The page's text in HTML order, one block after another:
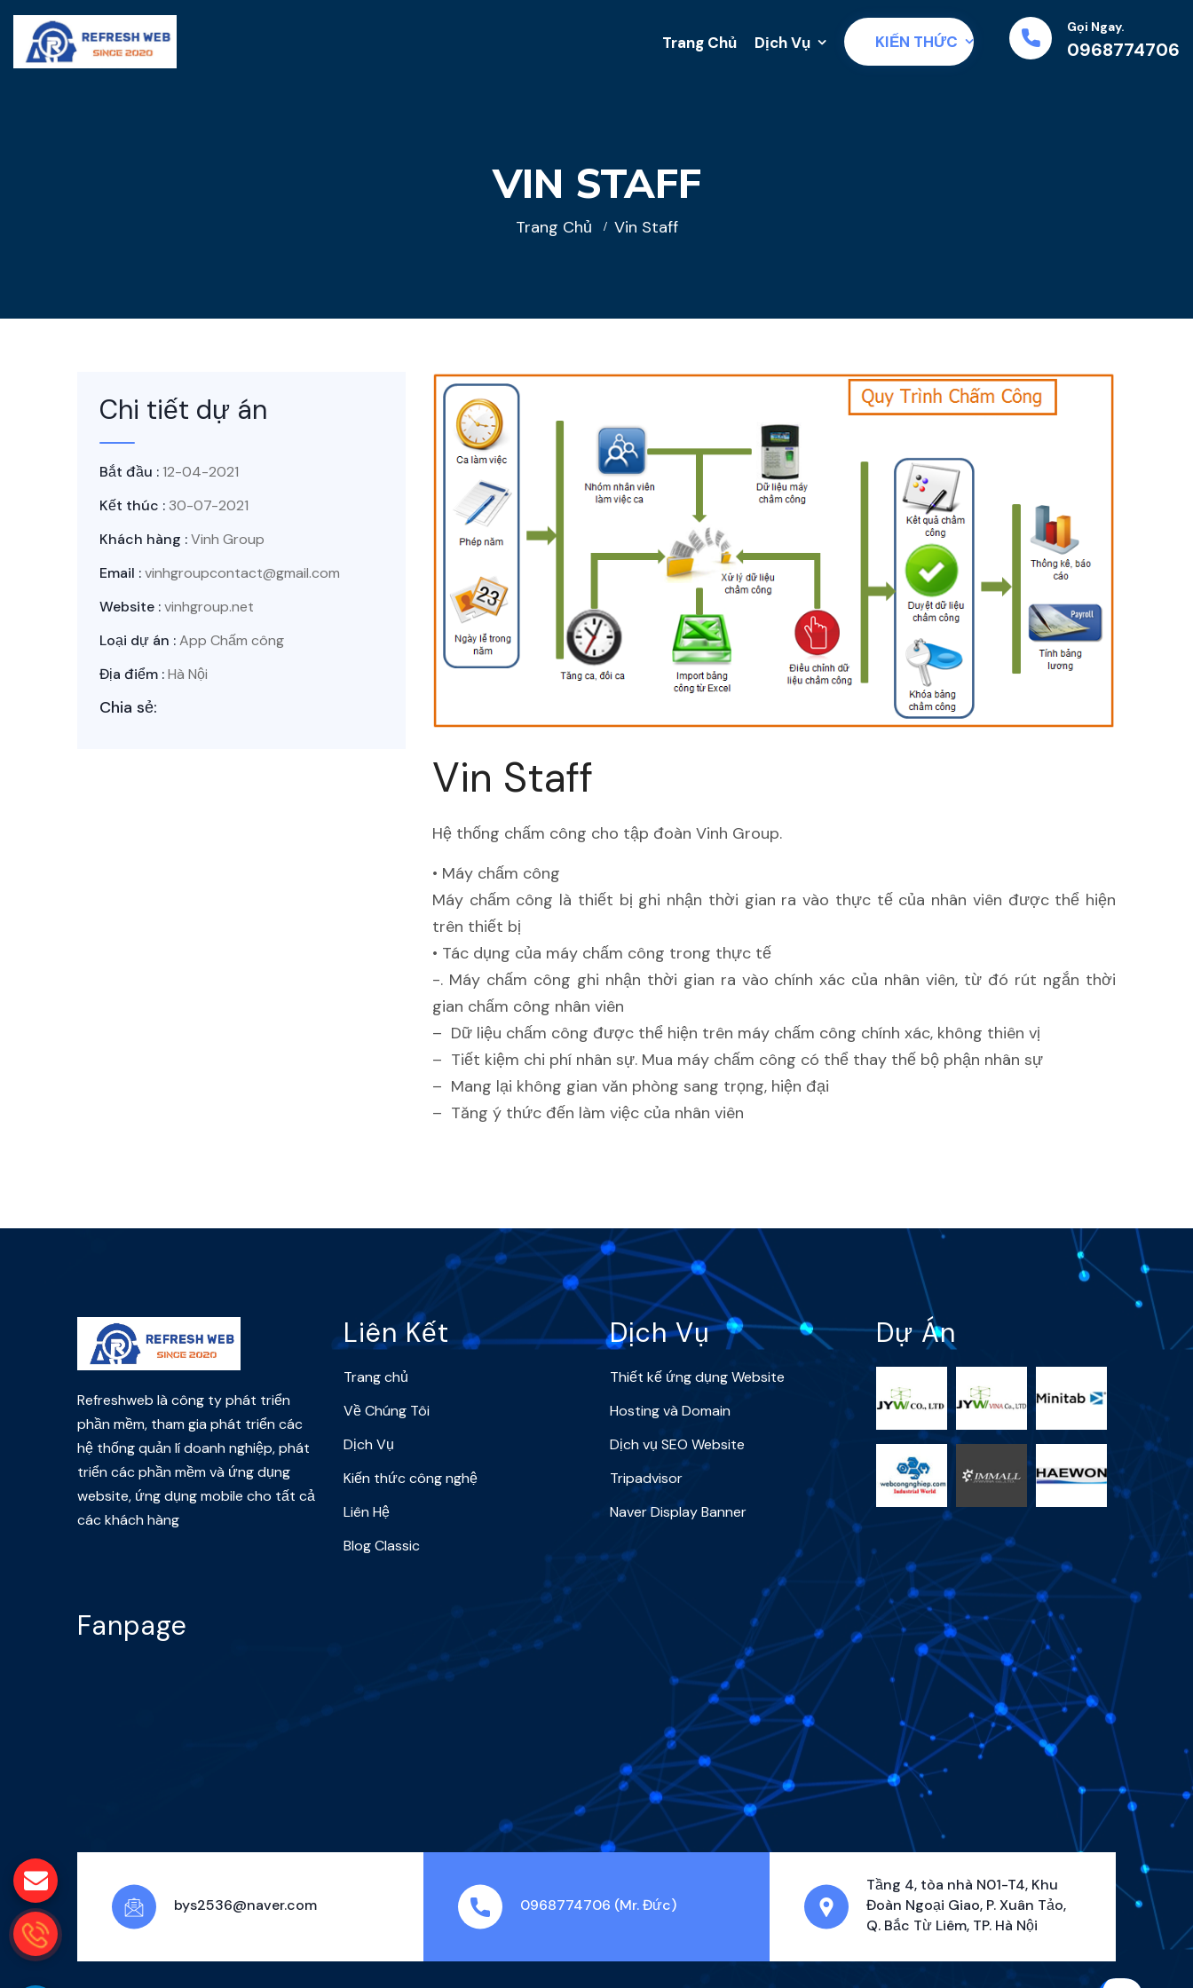
Trang Chủ Dịch Vụ KIẾN THỨC
Gọi Ngay.
0968774706
VIN STAFF
Trang Chủ Vin Staff
Chi tiết dự án
Bắt đầu :12-04-2021
Kết thúc : 30-07-2021
Khách hàng :Vinh Group
Email :vinhgroupcontact@gmail.com
Website :vinhgroup.net
Loại dự án :App Chấm công
Địa điểm :Hà Nội
Chia sẻ:
Vin Staff
Hệ thống chấm công cho tập đoàn Vinh Group.
• Máy chấm công
Máy chấm công là thiết bị ghi nhận thời gian ra vào thực tế của nhân viên được thể hiện
trên thiết bị
• Tác dụng của máy chấm công trong thực tế
-. Máy chấm công ghi nhận thời gian ra vào chính xác của nhân viên, từ đó rút ngắn thời
gian chấm công nhân viên
– Dữ liệu chấm công được thể hiện trên máy chấm công chính xác, không thiên vị
– Tiết kiệm chi phí nhân sự. Mua máy chấm công có thể thay thế bộ phận nhân sự
– Mang lại không gian văn phòng sang trọng, hiện đại
– Tăng ý thức đến làm việc của nhân viên
Refreshweb là công ty phát triển
phần mềm, tham gia phát triển các
hệ thống quản lí doanh nghiệp, phát
triển các phần mềm và ứng dụng
website, ứng dụng mobile cho tất cả
các khách hàng
Liên Kết
Trang chủ
Về Chúng Tôi
Dịch Vụ
Kiến thức công nghệ
Liên Hệ
Blog Classic
Dịch Vụ
Thiết kế ứng dụng Website
Hosting và Domain
Dịch vụ SEO Website
Tripadvisor
Naver Display Banner
Dự Án
Fanpage
bys2536@naver.com 0968774706 (Mr. Đức)
Tầng 4, tòa nhà N01-T4, Khu
Đoàn Ngoại Giao, P. Xuân Tảo,
Q. Bắc Từ Liêm, TP. Hà Nội